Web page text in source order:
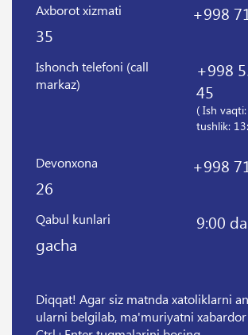
Axborot xizmati
+998
35
Ishonch telefoni (call
markaz)
+998
45
( Ish
tushlik:
Devonxona
+998
26
Qabul kunlari
9:00
gacha
Diqqat! Agar siz matnda xatoliklarni
ularni belgilab, ma'muriyatni